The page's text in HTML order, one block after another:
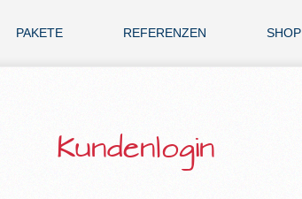
PAKETE REFERENZEN SHOP
Kundenlogin